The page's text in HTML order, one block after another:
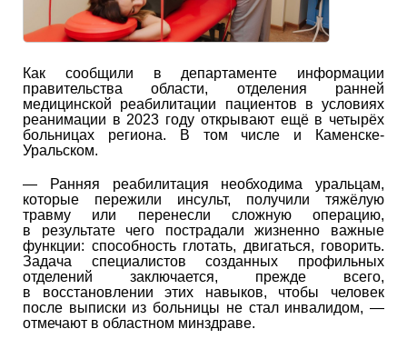
Как сообщили в департаменте информации
правительства области, отделения ранней
медицинской реабилитации пациентов в условиях
реанимации в 2023 году открывают ещё в четырёх
больницах региона. В том числе и Каменске-
Уральском.
— Ранняя реабилитация необходима уральцам,
которые пережили инсульт, получили тяжёлую
травму или перенесли сложную операцию,
в результате чего пострадали жизненно важные
функции: способность глотать, двигаться, говорить.
Задача специалистов созданных профильных
отделений заключается, прежде всего,
в восстановлении этих навыков, чтобы человек
после выписки из больницы не стал инвалидом, —
отмечают в областном минздраве.